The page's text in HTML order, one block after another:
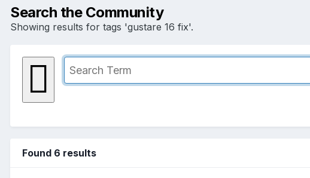
Search the Community
Showing results for tags 'gustare 16 fix'.
Found 6 results